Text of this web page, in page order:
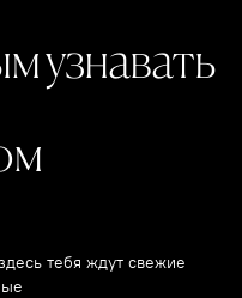
узнавать
тебя ждут свежие